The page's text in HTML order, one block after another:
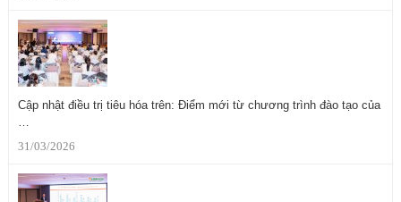
Cập nhật điều trị tiêu hóa trên: Điểm mới từ chương trình đào tạo của
31/03/2026